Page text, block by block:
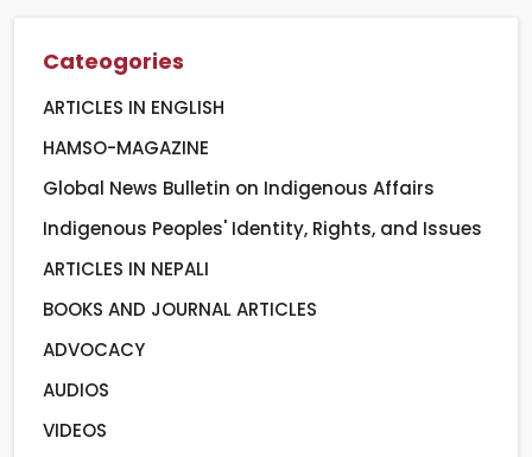
Cateogories
ARTICLES IN ENGLISH
HAMSO-MAGAZINE
Global News Bulletin on Indigenous Affairs
Indigenous Peoples' Identity, Rights, and Issues
ARTICLES IN NEPALI
BOOKS AND JOURNAL ARTICLES
ADVOCACY
AUDIOS
VIDEOS